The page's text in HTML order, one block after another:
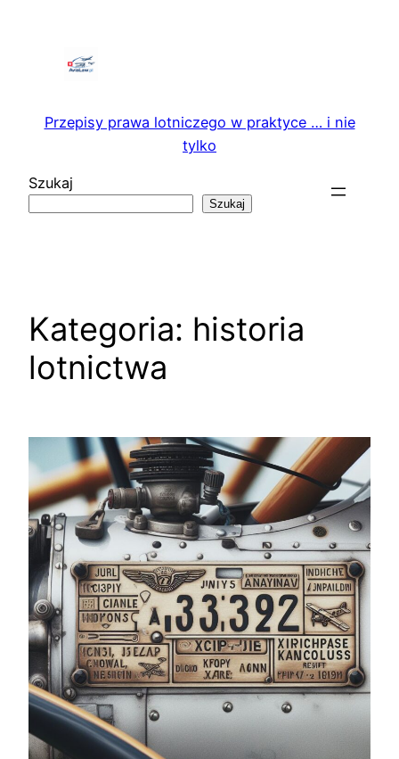
Przepisy prawa lotniczego w praktyce … i nie
tylko
Szukaj
Szukaj
Kategoria: historia
lotnictwa